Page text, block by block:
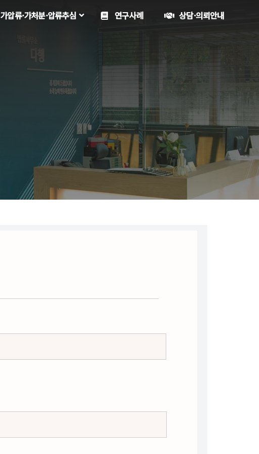
가압류·가처분·압류추심 연구사례 상담·의뢰안내